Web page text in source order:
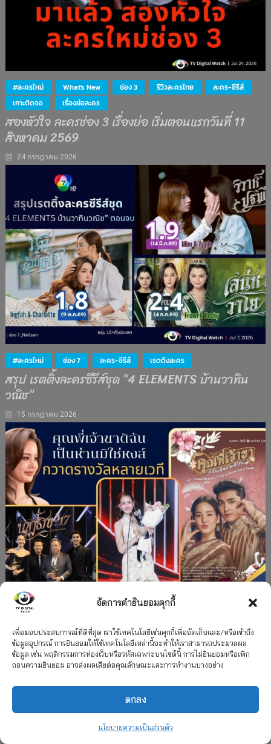
จัดการคำยินยอมคุกกี้
เพื่อมอบประสบการณ์ที่ดีที่สุด เราใช้เทคโนโลยีเช่นคุกกี้เพื่อจัดเก็บและ/หรือเข้าถึง
ข้อมูลอุปกรณ์ การยินยอมให้ใช้เทคโนโลยีเหล่านี้จะทำให้เราสามารถประมวลผล
ข้อมูล เช่น พฤติกรรมการท่องเว็บหรือรหัสเฉพาะบนไซต์นี้ การไม่ยินยอมหรือเพิก
ถอนความยินยอม อาจส่งผลเสียต่อคุณลักษณะและการทำงานบางอย่าง
ตกลง
นโยบายความเป็นส่วนตัว
#ละครใหม่ What's New ช่อง 3 รีวิวละครไทย
ละคร-ซีรีส์
เกาะติดจอ
เรื่องย่อละคร
สองหัวใจ ละครช่อง 3 เรื่องย่อ เริ่มตอนแรกวันที่ 11
สิงหาคม 2569
24 กรกฎาคม 2026
#ละครใหม่ ช่อง 7 ละคร-ซีรีส์ เรตติงละคร
สรุป เรตติ้งละครซีรีส์ชุด “4 ELEMENTS บ้านวาทิน
วณิช”
15 กรกฎาคม 2026
”คุณพี่เจ้าขาดิฉันเป็นห่านมิใช่หงส์” กวาดรางวัล
เพียบ จาก 8 เวที
2026 TV Digital Watch All Rights Reserved.
รวมเรตติ้ง 2018-2022
สื่อวีดิทัศน์